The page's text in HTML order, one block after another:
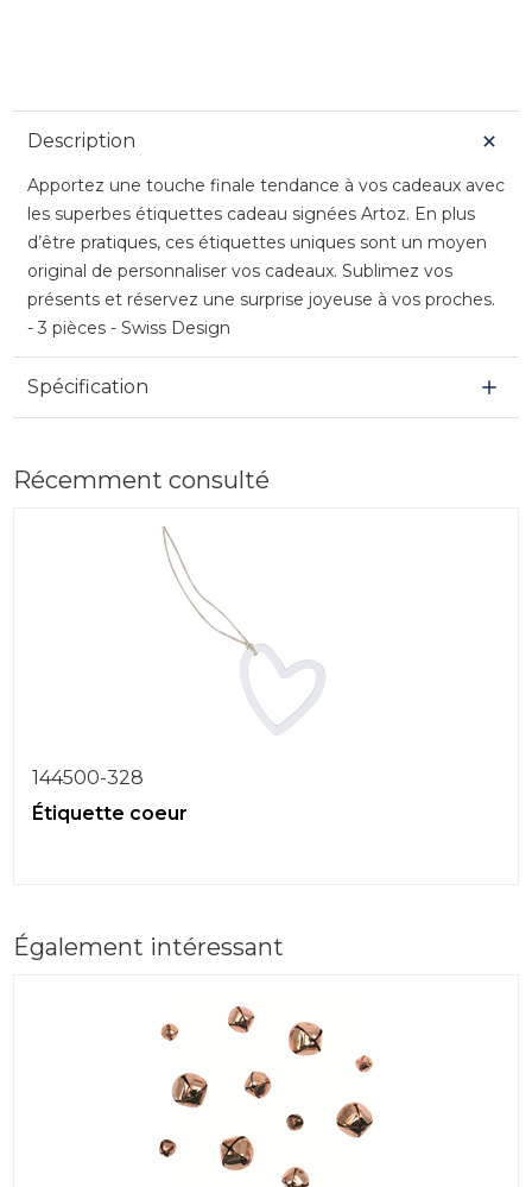
Description
Apportez une touche finale tendance à vos cadeaux avec
les superbes étiquettes cadeau signées Artoz. En plus
d’être pratiques, ces étiquettes uniques sont un moyen
original de personnaliser vos cadeaux. Sublimez vos
présents et réservez une surprise joyeuse à vos proches.
- 3 pièces - Swiss Design
Spécification
Récemment consulté
144500-328
Étiquette coeur
Également intéressant